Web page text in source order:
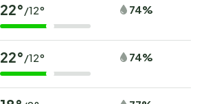
22° /12° 74%
22° /12° 74%